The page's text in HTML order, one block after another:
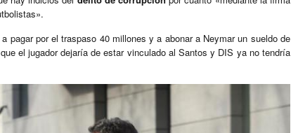
pagar por el traspaso 40 millones y a abonar a Neymar un sueldo de
el jugador dejaría de estar vinculado al Santos y DIS ya no tendría